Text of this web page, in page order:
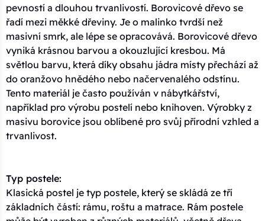
pevností a dlouhou trvanlivostí. Borovicové dřevo se
řadí mezi měkké dřeviny. Je o malinko tvrdší než
masivní smrk, ale lépe se opracovává. Borovicové dřevo
vyniká krásnou barvou a okouzlující kresbou. Má
světlou barvu, která díky obsahu jádra místy přechází až
do oranžovo hnědého nebo načervenalého odstínu.
Tento materiál je často používán v nábytkářství,
například pro výrobu postelí nebo knihoven. Výrobky z
masivu borovice jsou oblíbené pro svůj přírodní vzhled a
trvanlivost.
Typ postele:
Klasická postel je typ postele, který se skládá ze tří
základních částí: rámu, roštu a matrace. Rám postele